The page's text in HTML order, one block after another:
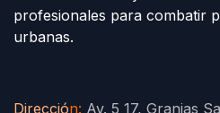
profesionales para combatir
urbanas.
Dirección: Av. 5 17, Granjas